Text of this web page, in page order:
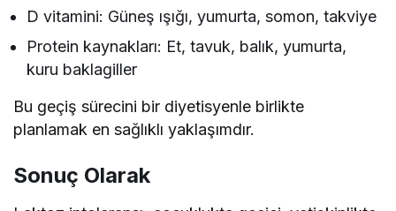
D vitamini: Güneş ışığı, yumurta, somon, takviye
Protein kaynakları: Et, tavuk, balık, yumurta,
kuru baklagiller
Bu geçiş sürecini bir diyetisyenle birlikte
planlamak en sağlıklı yaklaşımdır.
Sonuç Olarak